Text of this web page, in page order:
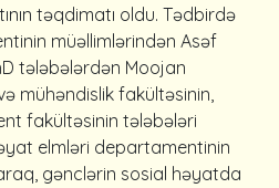
təqdimatı oldu. Tədbirdə
müəllimlərindən Asəf
tələbələrdən Moojan
mühəndislik fakültəsinin,
fakültəsinin tələbələri
elmləri departamentinin
gənclərin sosial həyatda